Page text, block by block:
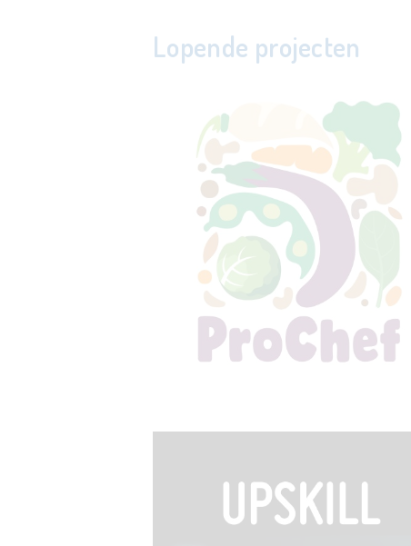
Lopende projecten